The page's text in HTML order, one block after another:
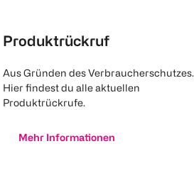
Produktrückruf
Aus Gründen des Verbraucherschutzes.
Hier findest du alle aktuellen
Produktrückrufe.
Mehr Informationen